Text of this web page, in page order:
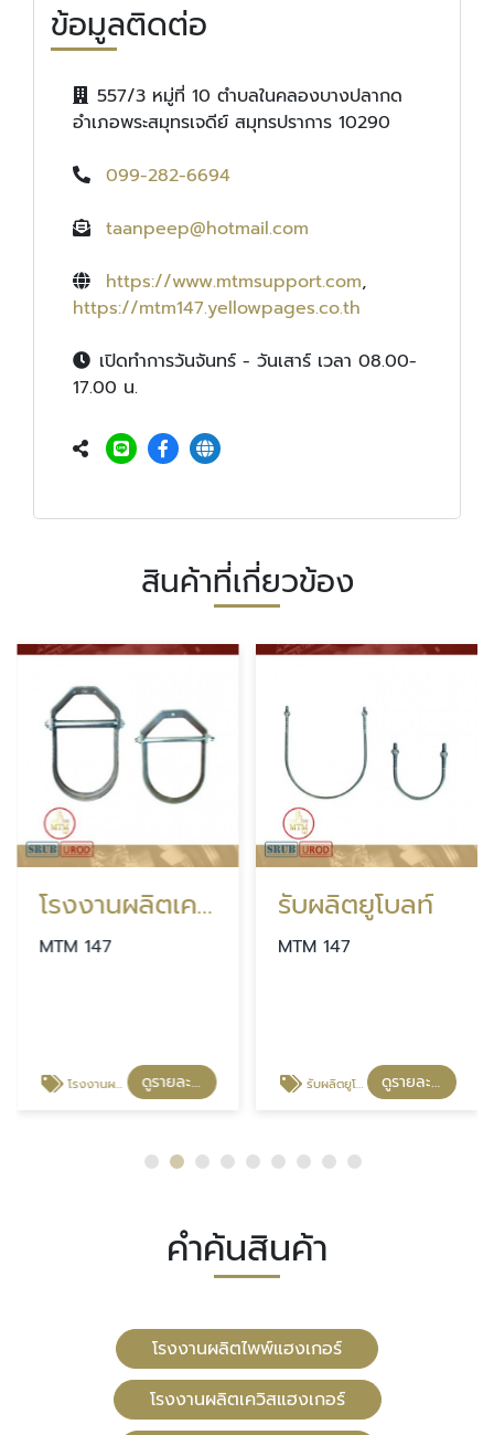
ข้อมูลติดต่อ
557/3 หมู่ที่ 10 ตำบลในคลองบางปลากด
อำเภอพระสมุทรเจดีย์ สมุทรปราการ 10290
099-282-6694
taanpeep@hotmail.com
https://www.mtmsupport.com,
https://mtm147.yellowpages.co.th
เปิดทำการวันจันทร์ - วันเสาร์ เวลา 08.00-
17.00 น.
สินค้าที่เกี่ยวข้อง
โรงงานผลิตเควิสแฮงเกอร์
MTM 147
โรงงานผลิตเควิสแฮงเกอร์ ดูรายละเอียด
รับผลิตยูโบลท์
MTM 147
รับผลิตยูโบลท์ ดูรายละเอียด
คำค้นสินค้า
โรงงานผลิตไพพ์แฮงเกอร์
โรงงานผลิตเควิสแฮงเกอร์